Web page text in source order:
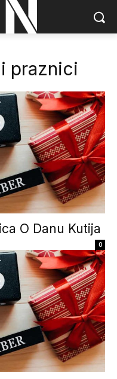
praznici
O Danu Kutija
0